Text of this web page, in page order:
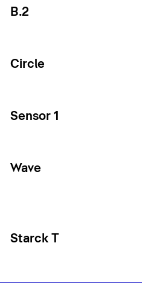
B.2
Circle
Sensor 1
Wave
Starck T